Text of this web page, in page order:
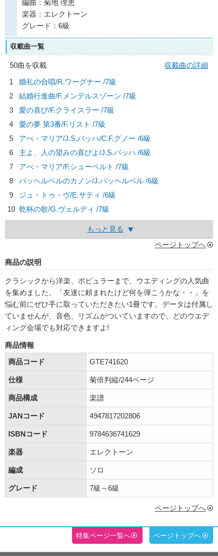
編曲：菊地 理恵
楽器：エレクトーン
グレード：6級
収載曲一覧
50曲を収載
収載曲の詳細
1
婚礼の合唱/R.ワーグナー /7級
2
結婚行進曲/F.メンデルスゾーン /7級
3
愛の喜び/F.クライスラー /7級
4
愛の夢 第3番/F.リスト /7級
5
アべ・マリア/J.S.バッハ/C.F.グノー /6級
6
主よ、人の望みの喜びよ/J.S.バッハ /6級
7
アべ・マリア/F.シューベルト /7級
8
パッヘルベルのカノン/J.パッヘルベル /6級
9
ジュ・トゥ・ヴ/E.サティ /6級
10 乾杯の歌/G.ヴェルディ /7級
もっと見る
ページトップへ
商品の説明
クラシックから洋楽、ポピュラーまで、ウエディングの人気曲
を集めました。「友達に頼まれたけど何を弾こうかな・・」を
悩む前にぜひ手に取っていただきたい1冊です。データは付属し
ていませんが、音色、リズムがついていますので、どのウエデ
ィング会場でも対応できますよ!
商品情報
商品コード
GTE741620
仕様 菊倍判縦/244ページ
商品構成 楽譜
JANコード 4947817202806
ISBNコード 9784636741629
楽器 エレクトーン
編成 ソロ
グレード 7級～6級
ページトップへ
特集ページ一覧へ ページトップへ